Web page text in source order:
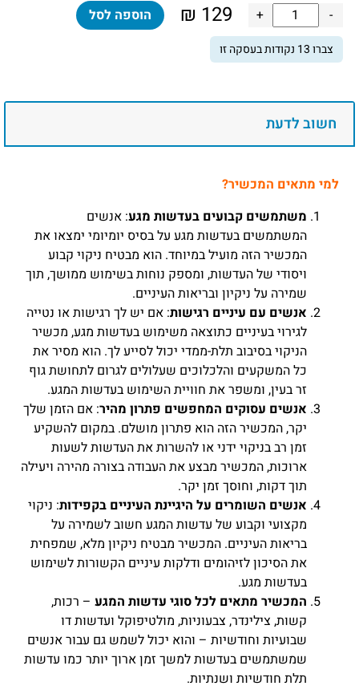
-
כמות
של
מכשיר
מגע
ניקוי
בטכנולוגיית
לנוחות
העיניים
+
129
₪ הוספה לסל
צברו13 נקודות בעסקה זו
חשוב לדעת
למי מתאים המכשיר?
משתמשים קבועים בעדשות מגע: אנשים
המשתמשים בעדשות מגע על בסיס יומיומי ימצאו את
המכשיר הזה מועיל במיוחד. הוא מבטיח ניקוי קבוע
ויסודי של העדשות, ומספק נוחות בשימוש ממושך, תוך
שמירה על ניקיון ובריאות העיניים.
אנשים עם עיניים רגישות: אם יש לך רגישות או נטייה
לגירוי בעיניים כתוצאה משימוש בעדשות מגע, מכשיר
הניקוי בסיבוב תלת-ממדי יכול לסייע לך. הוא מסיר את
כל המשקעים והלכלוכים שעלולים לגרום לתחושת גוף
זר בעין, ומשפר את חוויית השימוש בעדשות המגע.
אנשים עסוקים המחפשים פתרון מהיר: אם הזמן שלך
יקר, המכשיר הזה הוא פתרון מושלם. במקום להשקיע
זמן רב בניקוי ידני או להשרות את העדשות לשעות
ארוכות, המכשיר מבצע את העבודה בצורה מהירה ויעילה
תוך דקות, וחוסך זמן יקר.
אנשים השומרים על היגיינת העיניים בקפידות: ניקוי
מקצועי וקבוע של עדשות המגע חשוב לשמירה על
בריאות העיניים. המכשיר מבטיח ניקיון מלא, שמפחית
את הסיכון לזיהומים ודלקות עיניים הקשורות לשימוש
בעדשות מגע.
המכשיר מתאים לכל סוגי עדשות המגע – רכות,
קשות, צילינדר, צבעוניות, מולטיפוקל ועדשות דו
שבועיות וחודשיות – והוא יכול לשמש גם עבור אנשים
שמשתמשים בעדשות למשך זמן ארוך יותר כמו עדשות
תלת חודשיות ושנתיות.